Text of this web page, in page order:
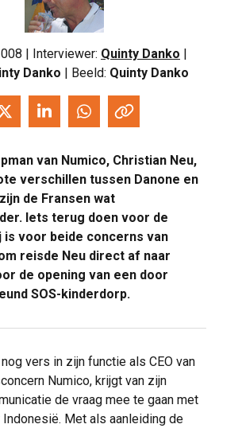
| Interviewer: Quinty Danko |
Danko | Beeld: Quinty Danko
van Numico, Christian Neu,
verschillen tussen Danone en
de Fransen wat
Iets terug doen voor de
is voor beide concerns van
reisde Neu direct af naar
de opening van een door
SOS-kinderdorp.
vers in zijn functie als CEO van
Numico, krijgt van zijn
de vraag mee te gaan met
Indonesië. Met als aanleiding de